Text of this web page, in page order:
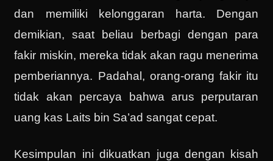
dan memiliki kelonggaran harta. Dengan
demikian, saat beliau berbagi dengan para
fakir miskin, mereka tidak akan ragu menerima
pemberiannya. Padahal, orang-orang fakir itu
tidak akan percaya bahwa arus perputaran
uang kas Laits bin Sa’ad sangat cepat.
Kesimpulan ini dikuatkan juga dengan kisah